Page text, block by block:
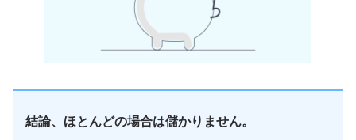
結論、ほとんどの場合は儲かりません。